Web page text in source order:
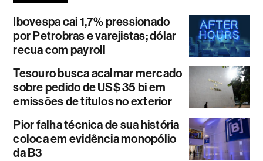
Ibovespa cai 1,7% pressionado
por Petrobras e varejistas; dólar
recua com payroll
Tesouro busca acalmar mercado
sobre pedido de US$ 35 bi em
emissões de títulos no exterior
Pior falha técnica de sua história
coloca em evidência monopólio
da B3